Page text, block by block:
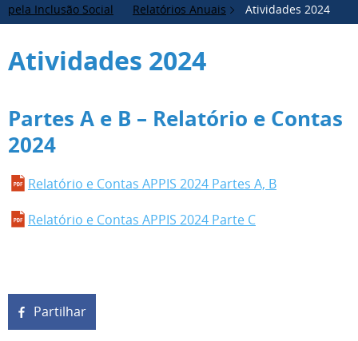
pela Inclusão Social
Relatórios Anuais Atividades 2024
Atividades 2024
Partes A e B – Relatório e Contas
2024
Relatório e Contas APPIS 2024 Partes A, B
Relatório e Contas APPIS 2024 Parte C
Partilhar